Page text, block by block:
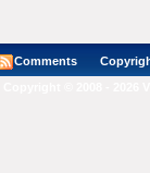
Comments Copyright